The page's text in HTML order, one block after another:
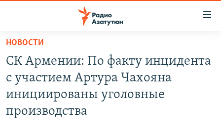
Перейти
основному
содержанию
Перейти
основной
НОВОСТИ
ПОЛИТИКА
НОВОСТИ
СК Армении: По факту инцидента
с участием Артура Чахояна
инициированы уголовные
производства